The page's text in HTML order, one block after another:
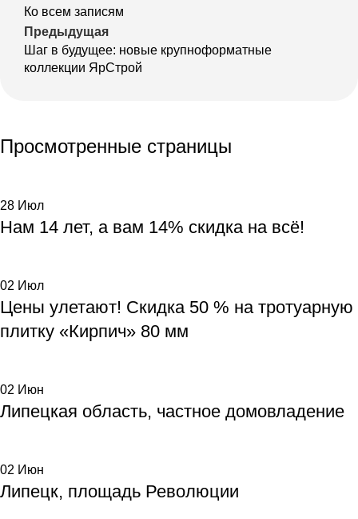
Ко всем записям
Предыдущая
Шаг в будущее: новые крупноформатные
коллекции ЯрСтрой
Просмотренные страницы
28 Июл
Нам 14 лет, а вам 14% скидка на всё!
02 Июл
Цены улетают! Скидка 50 % на тротуарную
плитку «Кирпич» 80 мм
02 Июн
Липецкая область, частное домовладение
02 Июн
Липецк, площадь Революции